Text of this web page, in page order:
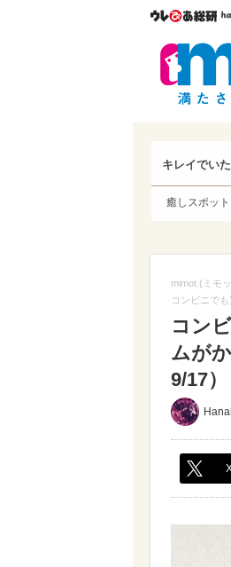
キレイでい
癒しスポット
mimot.(ミモ
コンビニで
コン
ムが
9/17）